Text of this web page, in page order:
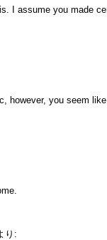
I assume you made
however, you seem
り: